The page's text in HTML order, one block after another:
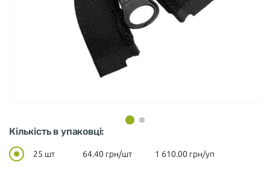
Кількість в упаковці:
25 шт 64.40 грн/шт 1 610.00 грн/уп